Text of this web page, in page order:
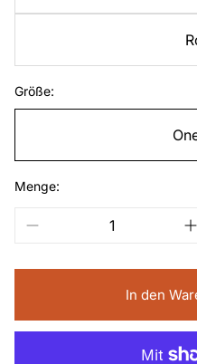
Größe:
Menge:
In den